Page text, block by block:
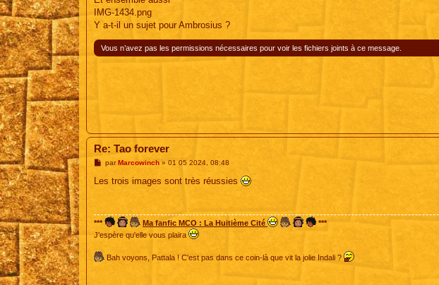
IMG-1434.png
Y a-t-il un sujet pour Ambrosius ?
Vous n’avez pas les permissions nécessaires pour voir les fichiers joints à ce message.
Re: Tao forever
M
s
parMarcowinch» 01 05 2024, 08:48
Les trois images sont très réussies
*** Ma fanfic MCO : La Huitième Cité
***
J'espère qu'elle vous plaira
Bah voyons, Pattala ! C'est pas dans ce coin-là que vit la jolie Indali ?